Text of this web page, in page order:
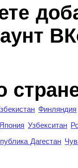
Финляндия
Япония Узбекситан
Дагестан